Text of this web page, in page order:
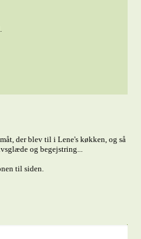
der blev til i Lene's køkken, og så
og begejstring...
til siden.